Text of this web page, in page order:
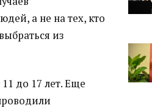
а не на тех, кто
из
до 17 лет. Еще